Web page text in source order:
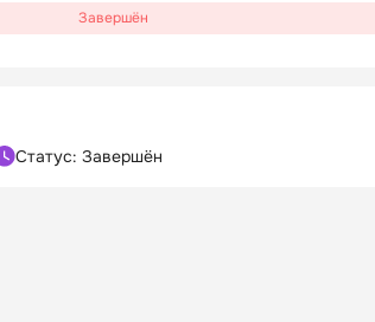
Завершён
Статус: Завершён